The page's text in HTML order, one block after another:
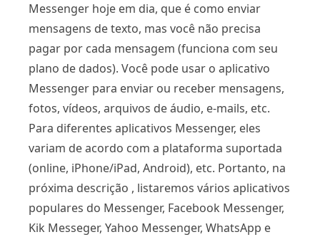
Messenger hoje em dia, que é como enviar
mensagens de texto, mas você não precisa
pagar por cada mensagem (funciona com seu
plano de dados). Você pode usar o aplicativo
Messenger para enviar ou receber mensagens,
fotos, vídeos, arquivos de áudio, e-mails, etc.
Para diferentes aplicativos Messenger, eles
variam de acordo com a plataforma suportada
(online, iPhone/iPad, Android), etc. Portanto, na
próxima descrição , listaremos vários aplicativos
populares do Messenger, Facebook Messenger,
Kik Messeger, Yahoo Messenger, WhatsApp e